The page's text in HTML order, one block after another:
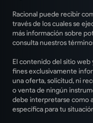
Racional puede recibir
través de los cuales se
más información sobre
consulta nuestros
El contenido del sitio web
fines exclusivamente
una oferta, solicitud, ni
o venta de ningún
debe interpretarse como
específica para tu